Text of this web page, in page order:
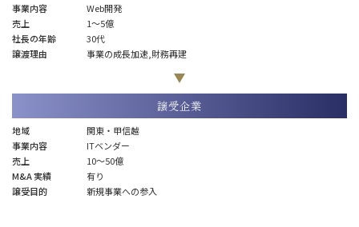
事業内容
Web開発
売上
1〜5億
社長の年齢
30代
譲渡理由
事業の成長加速,財務再建
譲受企業
地域
関東・甲信越
事業内容
ITベンダー
売上
10～50億
M&A 実績
有り
譲受目的
新規事業への参入